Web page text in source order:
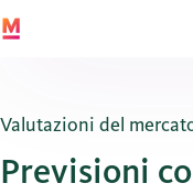
Valutazioni del
Previsioni